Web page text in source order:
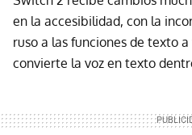
en la accesibilidad, con la
ruso a las funciones de texto
convierte la voz en texto